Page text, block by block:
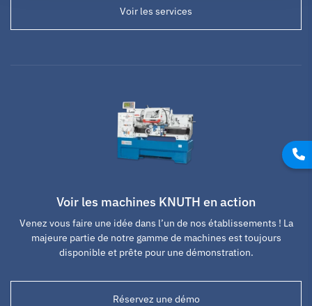
Voir les services
Voir les machines KNUTH en action
Venez vous faire une idée dans l’un de nos établissements ! La
majeure partie de notre gamme de machines est toujours
disponible et prête pour une démonstration.
Réservez une démo